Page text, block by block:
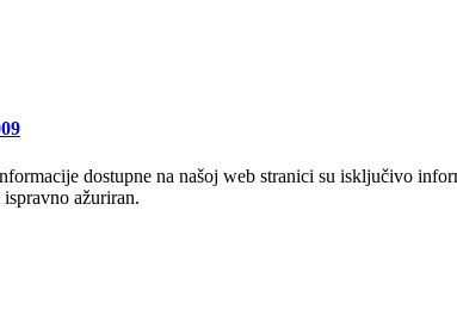
dostupne na našoj web stranici su isključivo
ažuriran.